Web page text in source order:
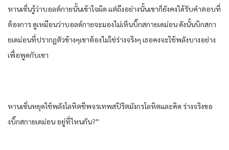
หานเซิ่นรู้ว่าบอลต์กายนั้นเข้าใจผิด แต่ถึงอย่างนั้นเขาก็ยังคงได้รับคําตอบที่
ต้องการ ดูเหมือนว่าบอลด์กายจะมองไม่เห็นบิ๊กสกายเดม่อน ดังนั้นบิกสกา
ยเดม่อนที่ปรากฏตัวข้างๆเขาต้องไม่ใช่ร่างจริงๆ เธอคงจะใช้พลังบางอย่าง
เพื่อพูดกับเขา
หานเซิ่นหยุดใช้พลังโลหิตชีพจรเทพสปิริตมังกรโลหิตและคิด ร่างจริงขอ
งบิ๊กสกายเดม่อน อยู่ที่ไหนกัน?”